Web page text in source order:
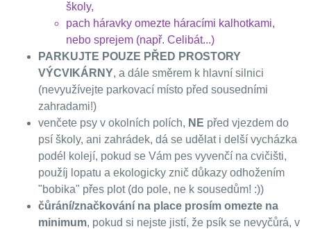
školy,
pach háravky omezte háracími kalhotkami,
nebo sprejem (např. Celibát...)
PARKUJTE POUZE PŘED PROSTORY
VÝCVIKÁRNY, a dále směrem k hlavní silnici
(nevyužívejte parkovací místo před sousedními
zahradami!)
venčete psy v okolních polích, NE před vjezdem do
psí školy, ani zahrádek, dá se udělat i delší vycházka
podél kolejí, pokud se Vám pes vyvenčí na cvičišti,
použíj lopatu a ekologicky znič důkazy odhožením
"bobika" přes plot (do pole, ne k sousedům! :))
čůrání/značkování na place prosím omezte na
minimum, pokud si nejste jistí, že psík se nevyčůrá, v